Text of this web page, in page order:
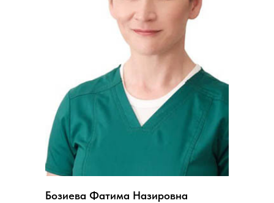
Бозиева Фатима Назировна